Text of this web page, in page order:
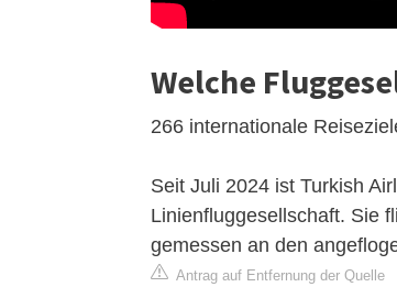
Welche
266 internationale
Seit Juli 2024 ist Turkish
Linienfluggesellschaft. Sie
gemessen an den
Antrag auf Entfernung der Quelle